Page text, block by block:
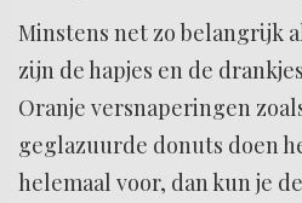
Minstens net zo belangrijk
zijn de hapjes en de
Oranje versnaperingen
geglazuurde donuts doen
helemaal voor, dan kun je